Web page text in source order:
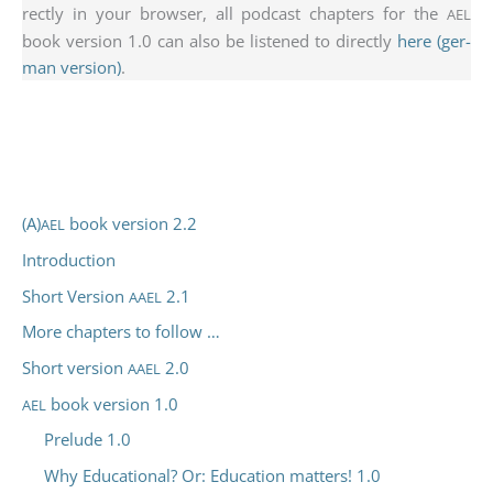
(A)AEL book version 2.2
Introduction
Short Version AAEL 2.1
More chapters to follow …
Short version AAEL 2.0
AEL book version 1.0
Prelude 1.0
Why Educational? Or: Education matters! 1.0
rect­ly in your brow­ser, all pod­cast chap­ters for the AEL
book ver­si­on 1.0 can also be lis­ten­ed to direct­ly here (ger­
man ver­si­on).